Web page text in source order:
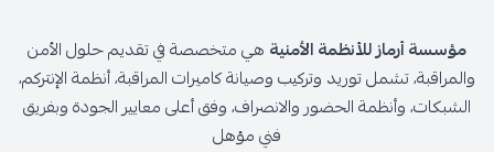
مؤسسة أرماز للأنظمة الأمنية هي متخصصة في تقديم حلول الأمن
والمراقبة، تشمل توريد وتركيب وصيانة كاميرات المراقبة، أنظمة الإنتركم،
الشبكات، وأنظمة الحضور والانصراف، وفق أعلى معايير الجودة وبفريق
فني مؤهل